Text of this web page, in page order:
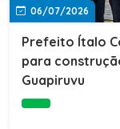
06/07/2026
Prefeito Ítalo
para
Guapiruvu